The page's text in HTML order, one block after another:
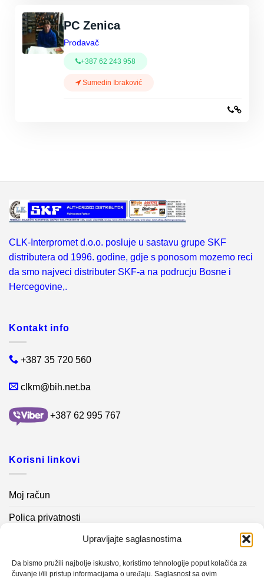
Upravljajte saglasnostima
Da bismo pružili najbolje iskustvo, koristimo tehnologije poput kolačića za
čuvanje i/ili pristup informacijama o uređaju. Saglasnost sa ovim
PC Zenica
Prodavač
+387 62 243 958
Sumedin Ibraković
CLK-Interpromet d.o.o. posluje u sastavu grupe SKF
distributera od 1996. godine, gdje s ponosom mozemo reci
da smo najveci distributer SKF-a na podrucju Bosne i
Hercegovine,.
Kontakt info
+387 35 720 560
clkm@bih.net.ba
+387 62 995 767
Korisni linkovi
Moj račun
Polica privatnosti
Kontakt info